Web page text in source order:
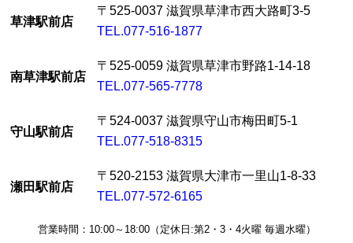
草津駅前店
〒525-0037 滋賀県草津市西大路町3-5
TEL.077-516-1877
南草津駅前店
〒525-0059 滋賀県草津市野路1-14-18
TEL.077-565-7778
守山駅前店
〒524-0037 滋賀県守山市梅田町5-1
TEL.077-518-8315
瀬田駅前店
〒520-2153 滋賀県大津市一里山1-8-33
TEL.077-572-6165
営業時間：10:00～18:00（定休日:第2・3・4火曜 毎週水曜）